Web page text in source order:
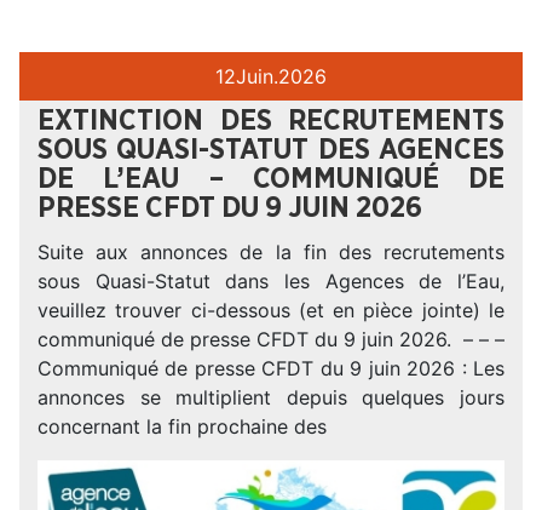
12Juin.2026
EXTINCTION DES RECRUTEMENTS
SOUS QUASI-STATUT DES AGENCES
DE L’EAU – COMMUNIQUÉ DE
PRESSE CFDT DU 9 JUIN 2026
Suite aux annonces de la fin des recrutements
sous Quasi-Statut dans les Agences de l’Eau,
veuillez trouver ci-dessous (et en pièce jointe) le
communiqué de presse CFDT du 9 juin 2026. – – –
Communiqué de presse CFDT du 9 juin 2026 : Les
annonces se multiplient depuis quelques jours
concernant la fin prochaine des